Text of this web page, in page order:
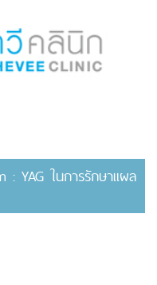
: YAG ในการรักษาแผล